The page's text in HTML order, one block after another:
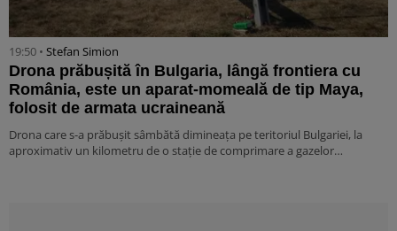
19:50 • Stefan Simion
Drona prăbușită în Bulgaria, lângă frontiera cu
România, este un aparat-momeală de tip Maya,
folosit de armata ucraineană
Drona care s-a prăbușit sâmbătă dimineața pe teritoriul Bulgariei, la
aproximativ un kilometru de o stație de comprimare a gazelor…